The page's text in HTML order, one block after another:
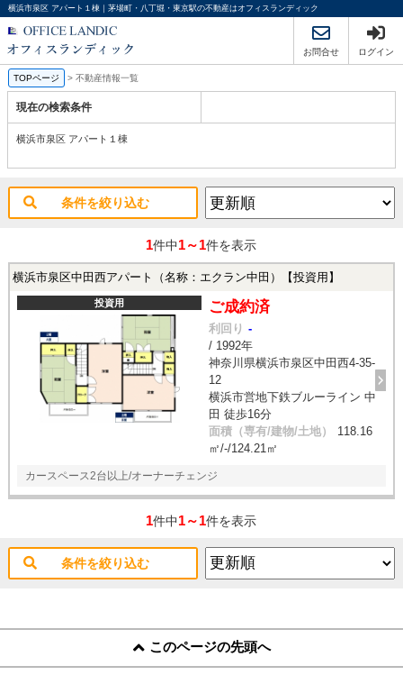
横浜市泉区 アパート１棟｜茅場町・八丁堀・東京駅の不動産はオフィスランディック
お問合せ ログイン
TOPページ > 不動産情報一覧
現在の検索条件
横浜市泉区 アパート１棟
条件を絞り込む
1件中1～1件を表示
横浜市泉区中田西アパート（名称：エクラン中田）【投資用】
投資用 ご成約済
利回り -
/ 1992年
神奈川県横浜市泉区中田西4-35-
12
横浜市営地下鉄ブルーライン 中
田 徒歩16分
面積（専有/建物/土地）
118.16
㎡/-/124.21㎡
カースペース2台以上/オーナーチェンジ
1件中1～1件を表示
条件を絞り込む
このページの先頭へ